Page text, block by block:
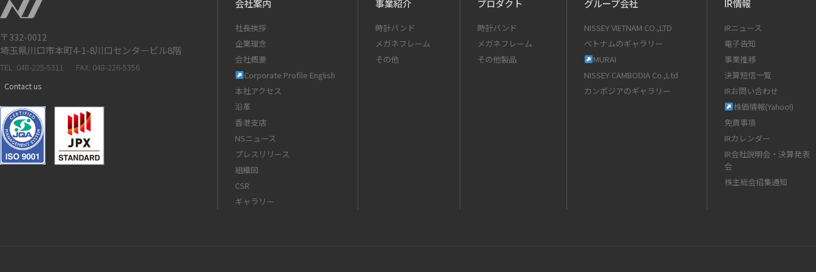
〒332-0012
埼玉県川口市本町4-1-8川口センタ－ビル8階
TEL: 048-225-5311
FAX: 048-226-5356
Contact us
会社案内
社長挨拶
企業理念
会社概要
Corporate Profile English
本社アクセス
沿革
香港支店
NSニュース
プレスリリース
組織図
CSR
ギャラリー
事業紹介
時計バンド
メガネフレーム
その他
プロダクト
時計バンド
メガネフレーム
その他製品
グループ会社
NISSEY VIETNAM CO.,LTD
ベトナムのギャラリー
MURAI
NISSEY CAMBODIA Co.,Ltd
カンボジアのギャラリー
IR情報
IRニュース
電子告知
事業推移
決算短信一覧
IRお問い合わせ
株価情報(Yahoo!)
免責事項
IRカレンダー
IR会社説明会・決算発表
会
株主総会招集通知